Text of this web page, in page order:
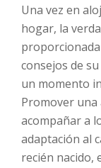
Una vez en
hogar, la
consejos de
un momento
Promover una
acompañar a
adaptación al
recién nacido,